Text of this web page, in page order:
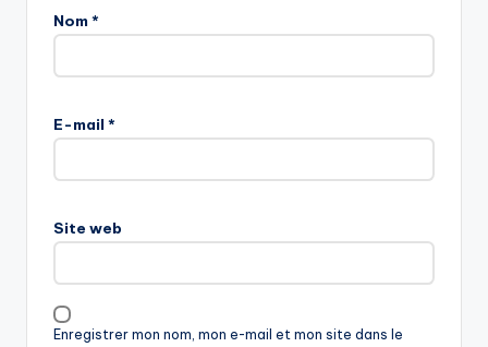
Nom *
E-mail *
Site web
Enregistrer mon nom, mon e-mail et mon site dans le